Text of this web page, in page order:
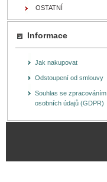
OSTATNÍ
Informace
Jak nakupovat
Odstoupení od smlouvy
Souhlas se zpracováním
osobních údajů (GDPR)